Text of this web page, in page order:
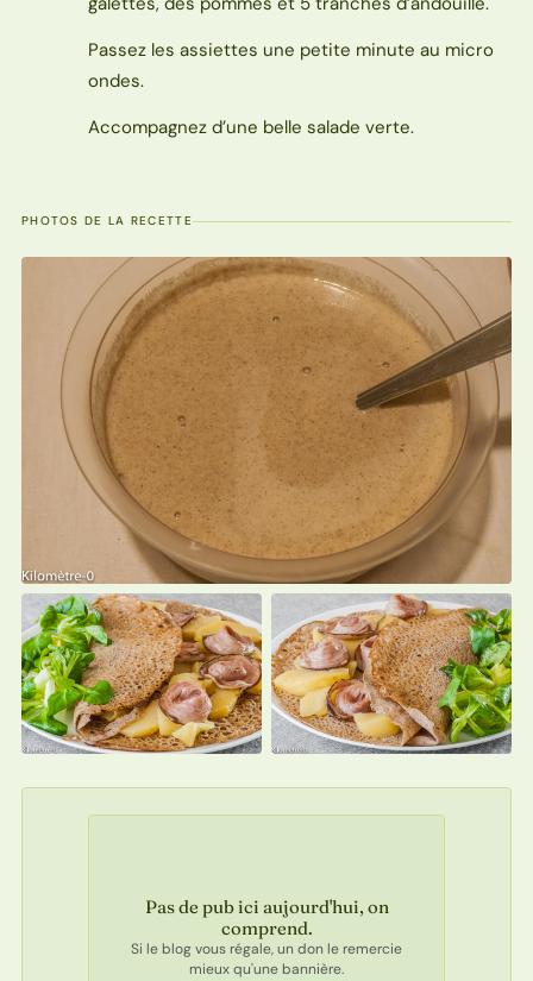
Passez les assiettes une petite minute au micro
ondes.
Accompagnez d’une belle salade verte.
PHOTOS DE LA RECETTE
Pas de pub ici aujourd'hui, on
comprend.
Si le blog vous régale, un don le remercie
mieux qu'une bannière.